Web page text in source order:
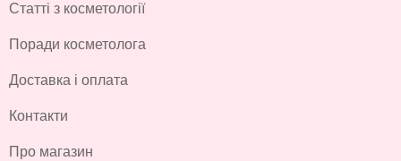
Статті з косметології
Поради косметолога
Доставка і оплата
Контакти
Про магазин